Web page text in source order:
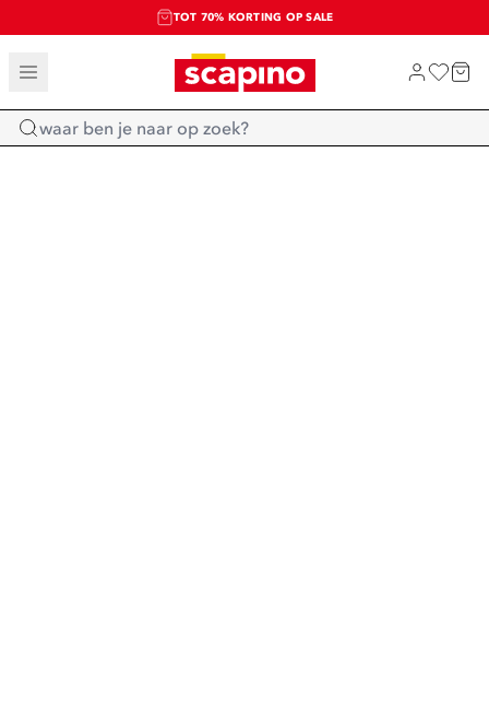
TOT 70% KORTING OP SALE
SALE: LAATSTE KANS!
SHOP NIEUW
Home